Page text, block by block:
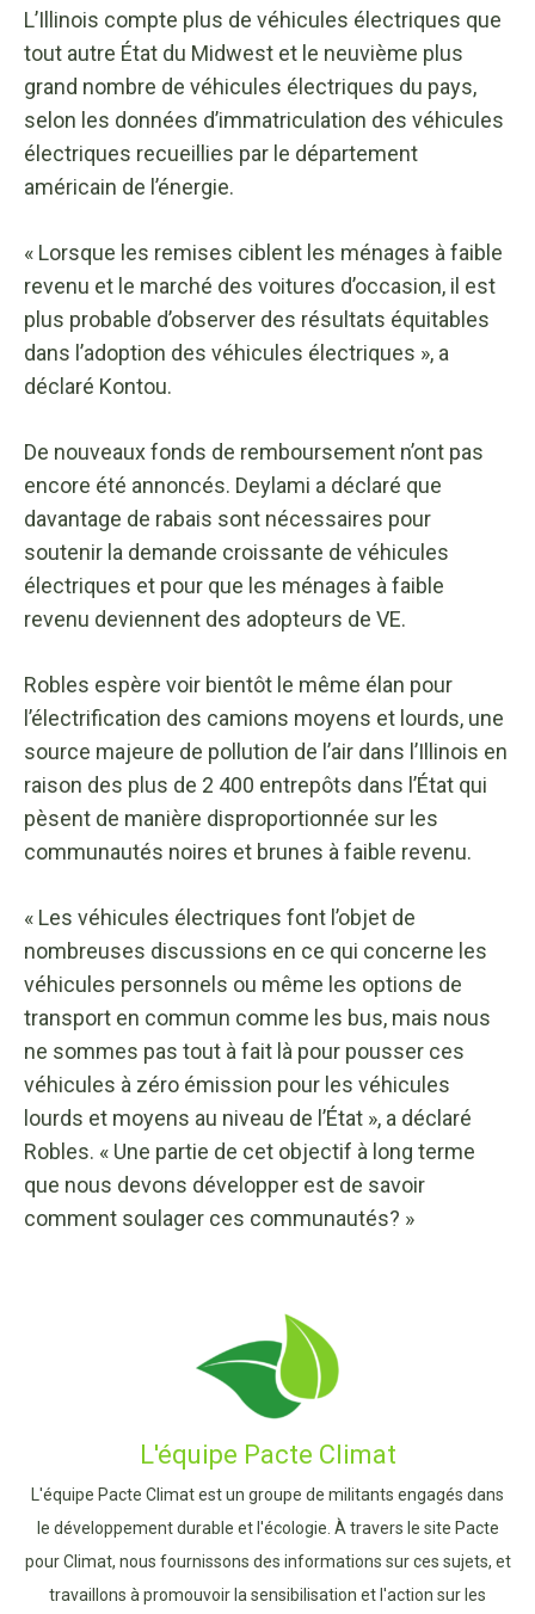
L’Illinois compte plus de véhicules électriques que
tout autre État du Midwest et le neuvième plus
grand nombre de véhicules électriques du pays,
selon les données d’immatriculation des véhicules
électriques recueillies par le département
américain de l’énergie.
« Lorsque les remises ciblent les ménages à faible
revenu et le marché des voitures d’occasion, il est
plus probable d’observer des résultats équitables
dans l’adoption des véhicules électriques », a
déclaré Kontou.
De nouveaux fonds de remboursement n’ont pas
encore été annoncés. Deylami a déclaré que
davantage de rabais sont nécessaires pour
soutenir la demande croissante de véhicules
électriques et pour que les ménages à faible
revenu deviennent des adopteurs de VE.
Robles espère voir bientôt le même élan pour
l’électrification des camions moyens et lourds, une
source majeure de pollution de l’air dans l’Illinois en
raison des plus de 2 400 entrepôts dans l’État qui
pèsent de manière disproportionnée sur les
communautés noires et brunes à faible revenu.
« Les véhicules électriques font l’objet de
nombreuses discussions en ce qui concerne les
véhicules personnels ou même les options de
transport en commun comme les bus, mais nous
ne sommes pas tout à fait là pour pousser ces
véhicules à zéro émission pour les véhicules
lourds et moyens au niveau de l’État », a déclaré
Robles. « Une partie de cet objectif à long terme
que nous devons développer est de savoir
comment soulager ces communautés? »
L'équipe Pacte Climat
L'équipe Pacte Climat est un groupe de militants engagés dans
le développement durable et l'écologie. À travers le site Pacte
pour Climat, nous fournissons des informations sur ces sujets, et
travaillons à promouvoir la sensibilisation et l'action sur les